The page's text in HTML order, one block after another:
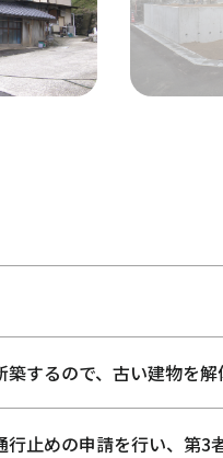
築するので、古い建物を解
行止めの申請を行い、第3